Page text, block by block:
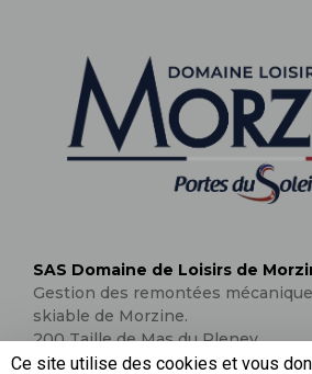
SAS Domaine de Loisirs de
Gestion des remontées
skiable de Morzine.
200 Taille de Mas du Pleney
74110 Morzine
Ce site utilise des cookies et vous